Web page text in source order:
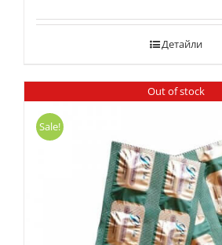
Детайли
Out of stock
Sale!